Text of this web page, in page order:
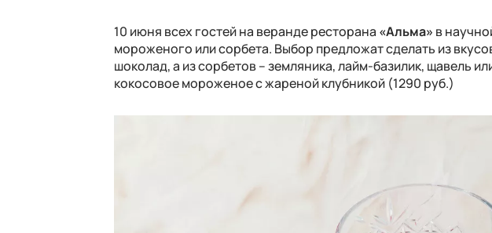
10 июня всех гостей на веранде ресторана «Альма» в
мороженого или сорбета. Выбор предложат сделать из
шоколад, а из сорбетов – земляника, лайм-базилик, щавель
кокосовое мороженое с жареной клубникой (1290 руб.)